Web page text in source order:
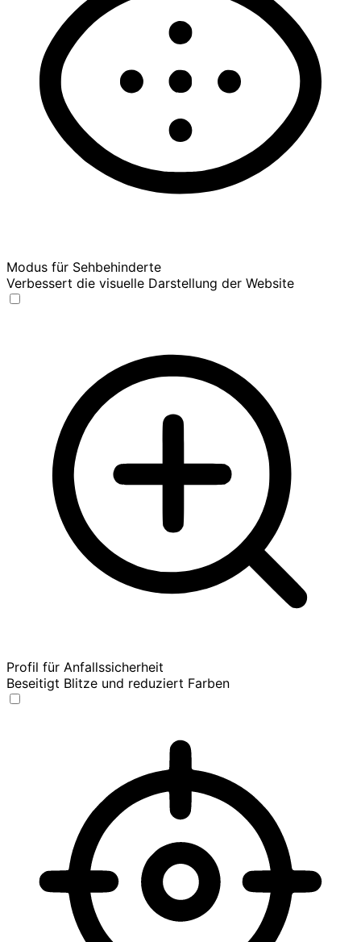
Modus für Sehbehinderte
Verbessert die visuelle Darstellung der Website
Profil für Anfallssicherheit
Beseitigt Blitze und reduziert Farben